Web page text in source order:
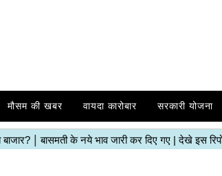
मौसम की खबर वायदा कारोबार सरकारी योजना